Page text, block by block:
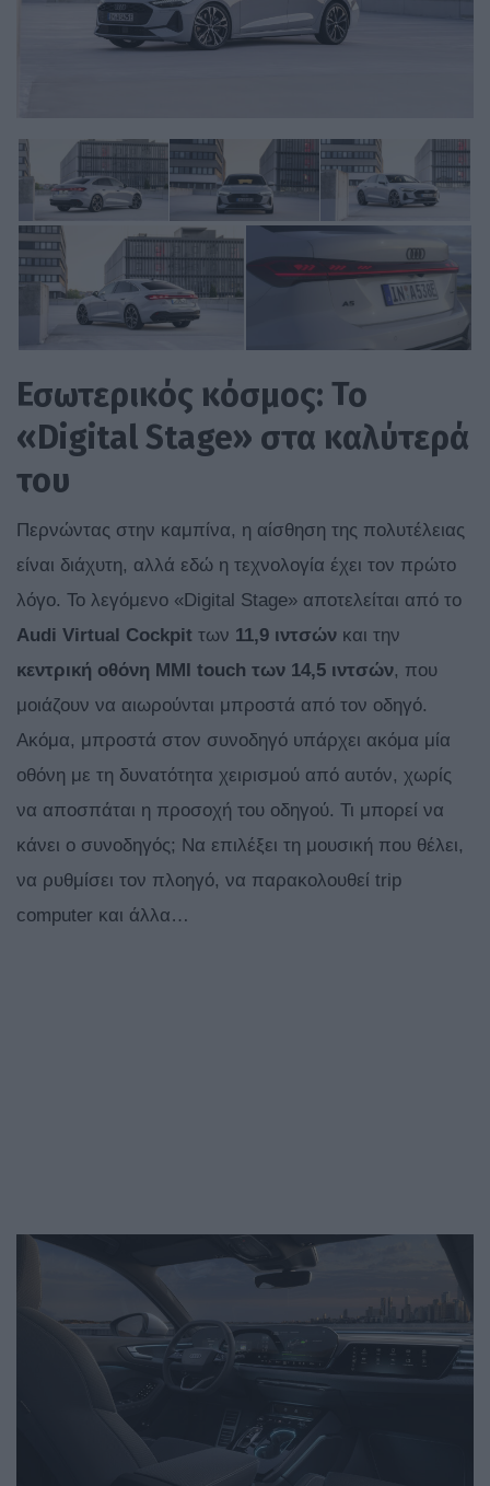
Εσωτερικός κόσμος: Το
«Digital Stage» στα καλύτερά
του
Περνώντας στην καμπίνα, η αίσθηση της πολυτέλειας
είναι διάχυτη, αλλά εδώ η τεχνολογία έχει τον πρώτο
λόγο. Το λεγόμενο «Digital Stage» αποτελείται από το
Audi Virtual Cockpit των 11,9 ιντσών και την
κεντρική οθόνη MMI touch των 14,5 ιντσών, που
μοιάζουν να αιωρούνται μπροστά από τον οδηγό.
Ακόμα, μπροστά στον συνοδηγό υπάρχει ακόμα μία
οθόνη με τη δυνατότητα χειρισμού από αυτόν, χωρίς
να αποσπάται η προσοχή του οδηγού. Τι μπορεί να
κάνει ο συνοδηγός; Να επιλέξει τη μουσική που θέλει,
να ρυθμίσει τον πλοηγό, να παρακολουθεί trip
computer και άλλα…